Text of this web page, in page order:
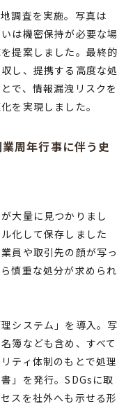
調査を実施。写真は
は機密保持が必要な場
提案しました。最終的
し、提携する高度な処
で、情報漏洩リスクを
を実現しました。
周年行事に伴う史
大量に見つかりまし
化して保存しました
員や取引先の顔が写っ
慎重な処分が求められ
システム」を導入。写
簿なども含め、すべて
ティ体制のもとで処理
」を発行。SDGsに取
スを社外へも示せる形